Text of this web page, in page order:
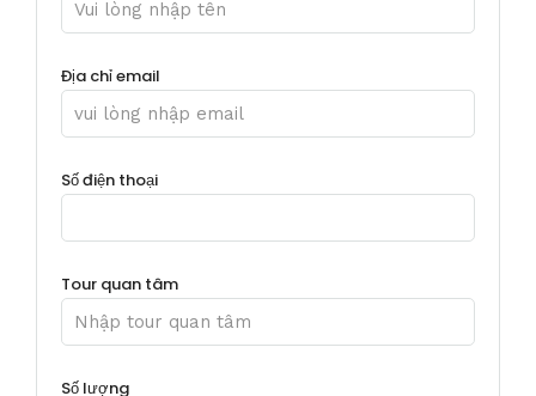
Địa chỉ email
Số điện thoại
Tour quan tâm
Số lượng